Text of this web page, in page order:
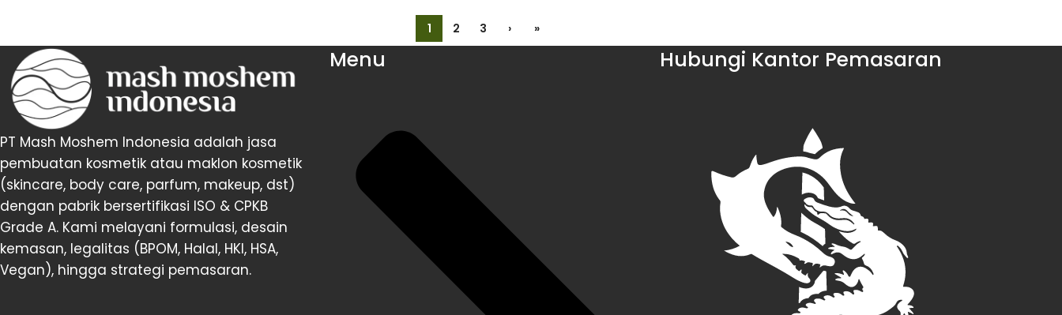
1 2 3 › »
PT Mash Moshem Indonesia adalah jasa
pembuatan kosmetik atau maklon kosmetik
(skincare, body care, parfum, makeup, dst)
dengan pabrik bersertifikasi ISO & CPKB
Grade A. Kami melayani formulasi, desain
kemasan, legalitas (BPOM, Halal, HKI, HSA,
Vegan), hingga strategi pemasaran.
Menu Hubungi Kantor Pemasaran